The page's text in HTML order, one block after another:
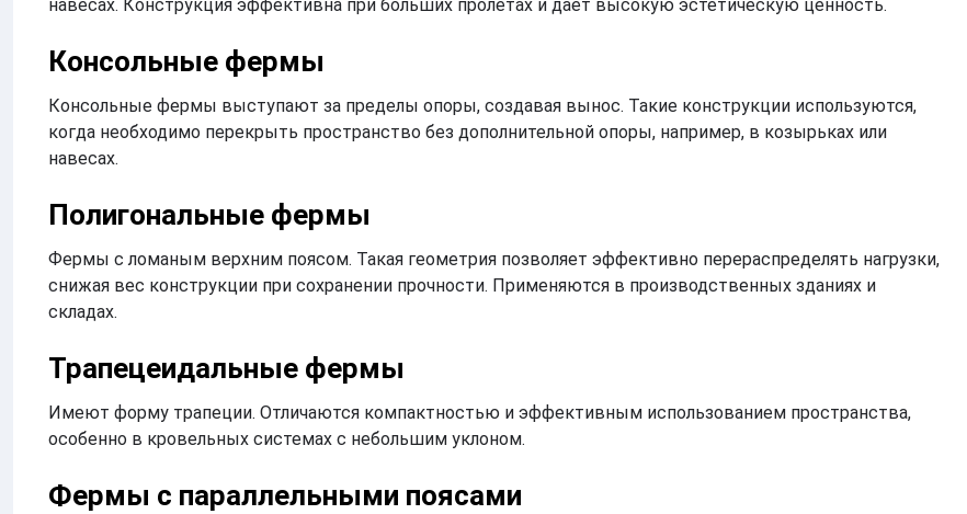
навесах. Конструкция эффективна при больших пролётах и даёт высокую эстетическую ценность.
Консольные фермы
Консольные фермы выступают за пределы опоры, создавая вынос. Такие конструкции используются,
когда необходимо перекрыть пространство без дополнительной опоры, например, в козырьках или
навесах.
Полигональные фермы
Фермы с ломаным верхним поясом. Такая геометрия позволяет эффективно перераспределять нагрузки,
снижая вес конструкции при сохранении прочности. Применяются в производственных зданиях и
складах.
Трапецеидальные фермы
Имеют форму трапеции. Отличаются компактностью и эффективным использованием пространства,
особенно в кровельных системах с небольшим уклоном.
Фермы с параллельными поясами